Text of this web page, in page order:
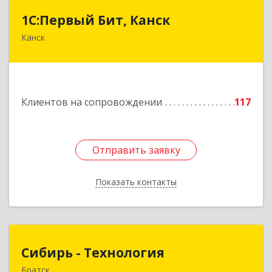
1С:Первый Бит, Канск
Канск
Клиентов на сопровождении 117
Отправить заявку
Показать контакты
Отправить заявку
Назад
Сибирь - Технология
Братск